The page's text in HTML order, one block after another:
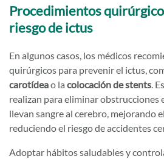
Procedimientos
riesgo de ictus
En algunos casos, los médicos
quirúrgicos para prevenir el ictus,
carotídeao la colocación de stents.
realizan para eliminar obstrucciones
llevan sangre al cerebro, mejorando
reduciendo el riesgo de accidentes
Adoptar hábitos saludables y